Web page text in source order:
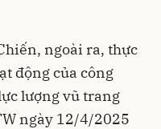
ngoài ra, thực
động của công
lượng vũ trang
ngày 12/4/2025